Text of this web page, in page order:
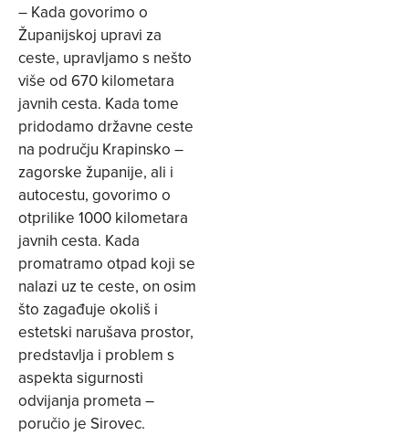
– Kada govorimo o
Županijskoj upravi za
ceste, upravljamo s nešto
više od 670 kilometara
javnih cesta. Kada tome
pridodamo državne ceste
na području Krapinsko –
zagorske županije, ali i
autocestu, govorimo o
otprilike 1000 kilometara
javnih cesta. Kada
promatramo otpad koji se
nalazi uz te ceste, on osim
što zagađuje okoliš i
estetski narušava prostor,
predstavlja i problem s
aspekta sigurnosti
odvijanja prometa –
poručio je Sirovec.